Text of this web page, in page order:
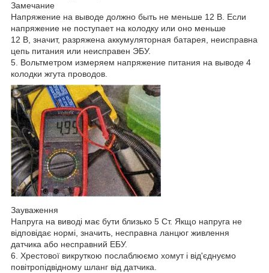
Замечание
Напряжение на выводе должно быть не меньше 12 В. Если
напряжение не поступает на колодку или оно меньше
12 В, значит, разряжена аккумуляторная батарея, неисправна
цепь питания или неисправен ЭБУ.
5. Вольтметром измеряем напряжение питания на выводе 4
колодки жгута проводов.
Зауваження
Напруга на виводі має бути близько 5 Ст. Якщо напруга не
відповідає нормі, значить, несправна ланцюг живлення
датчика або несправний ЕБУ.
6. Хрестової викруткою послаблюємо хомут і від'єднуємо
повітропідвідному шланг від датчика.